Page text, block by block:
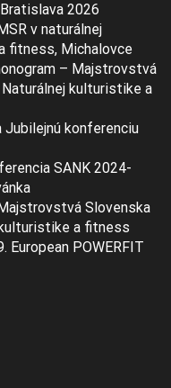
2026
v naturálnej
fitness, Michalovce
– Majstrovstvá
kulturistike a
Jubilejnú konferenciu
SANK 2024-
Slovenska
a fitness
European POWERFIT